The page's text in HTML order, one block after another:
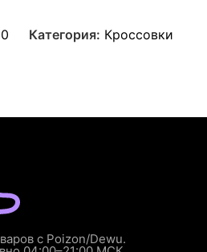
Категория: Кроссовки
с Poizon/Dewu.